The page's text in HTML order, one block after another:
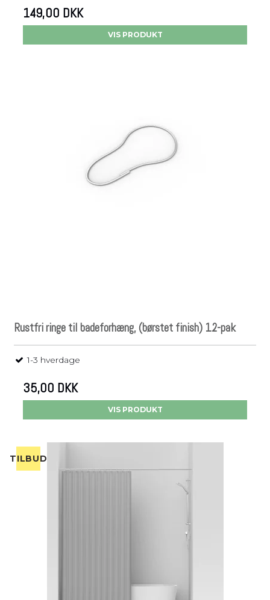
149,00 DKK
VIS PRODUKT
Rustfri ringe til badeforhæng, (børstet finish) 12-pak
1-3 hverdage
35,00 DKK
VIS PRODUKT
TILBUD